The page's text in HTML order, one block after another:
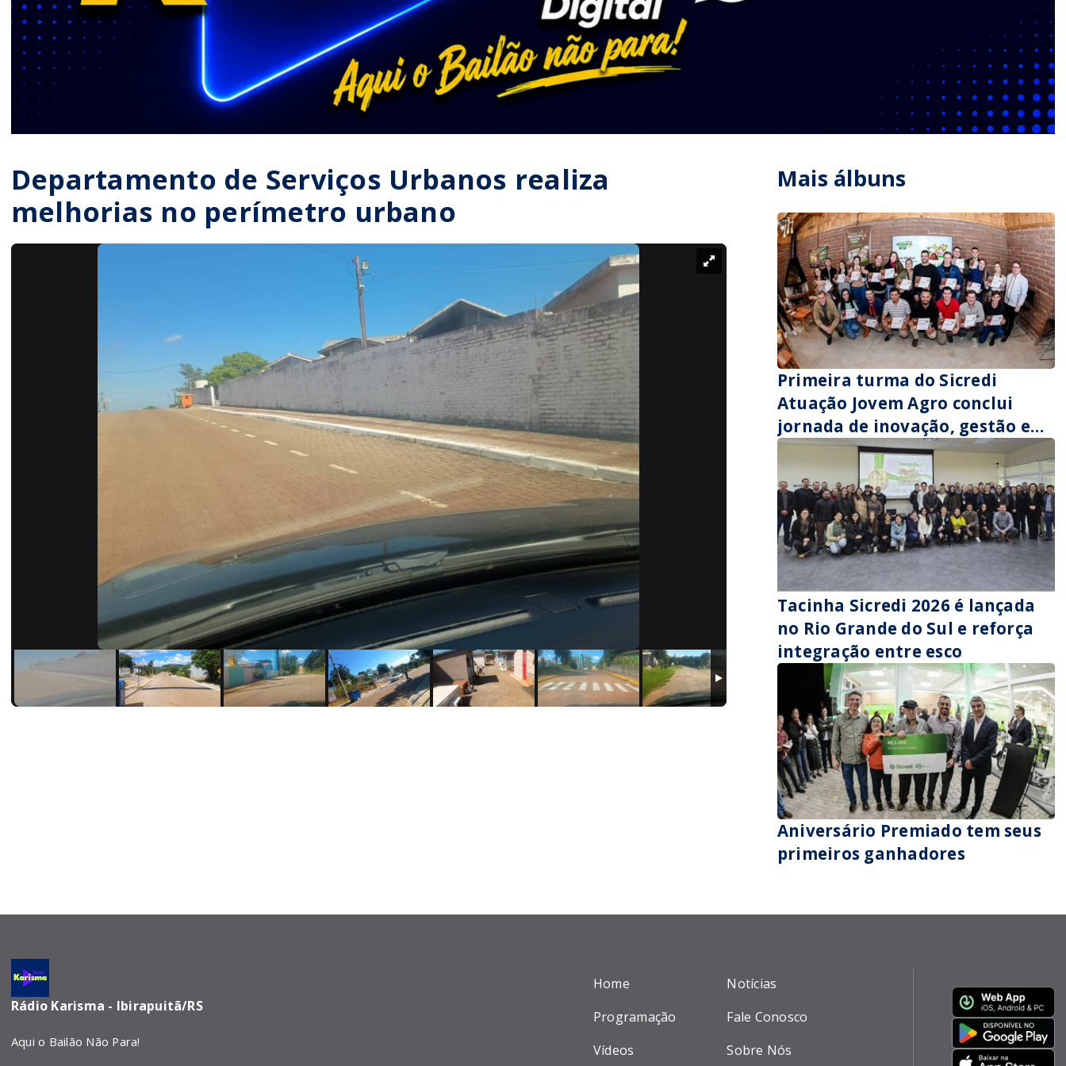
Departamento de Serviços Urbanos realiza
melhorias no perímetro urbano
Mais álbuns
Primeira turma do Sicredi
Atuação Jovem Agro conclui
jornada de inovação, gestão e
sucessão no campo
Tacinha Sicredi 2026 é lançada
no Rio Grande do Sul e reforça
integração entre esco
Aniversário Premiado tem seus
primeiros ganhadores
Rádio Karisma - Ibirapuitã/RS
Aqui o Bailão Não Para!
Home
Programação
Vídeos
Notícias
Fale Conosco
Sobre Nós